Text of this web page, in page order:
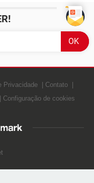
Privacidade
Contato
Configuração de cookies